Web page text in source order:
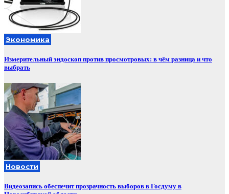
Экономика
Измерительный эндоскоп против просмотровых: в чём разница и что
выбрать
Новости
Видеозапись обеспечит прозрачность выборов в Госдуму в